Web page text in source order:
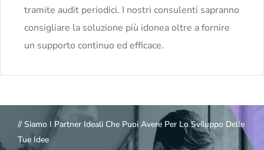
tramite audit periodici. I nostri consulenti sapranno
consigliare la soluzione più idonea oltre a fornire
un supporto continuo ed efficace.
// Siamo I Partner Ideali Che Puoi Avere Per Lo Sviluppo Delle
Tue Idee